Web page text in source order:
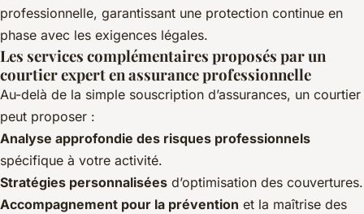
professionnelle, garantissant une protection continue en
phase avec les exigences légales.
Les services complémentaires proposés par un
courtier expert en assurance professionnelle
Au-delà de la simple souscription d’assurances, un courtier
peut proposer :
Analyse approfondie des risques professionnels
spécifique à votre activité.
Stratégies personnalisées d’optimisation des couvertures.
Accompagnement pour la prévention et la maîtrise des